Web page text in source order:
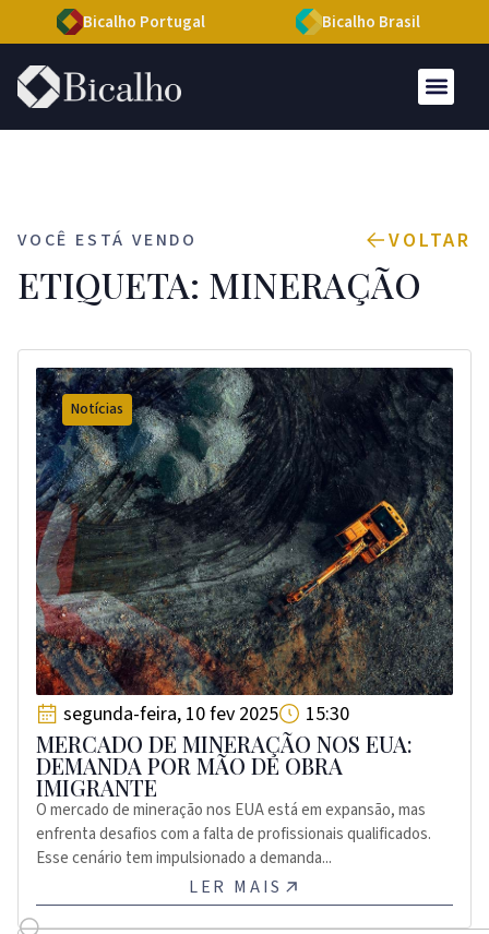
Bicalho Portugal Bicalho Brasil
VOCÊ ESTÁ VENDO VOLTAR
ETIQUETA: MINERAÇÃO
Notícias
segunda-feira, 10 fev 2025 15:30
MERCADO DE MINERAÇÃO NOS EUA:
DEMANDA POR MÃO DE OBRA
IMIGRANTE
O mercado de mineração nos EUA está em expansão, mas
enfrenta desafios com a falta de profissionais qualificados.
Esse cenário tem impulsionado a demanda...
LER MAIS